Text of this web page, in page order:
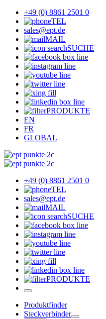
+49 (0) 8861 2501 0
TEL
sales@ept.de
MAIL
SUCHE
PRODUKTE
EN
FR
GLOBAL
+49 (0) 8861 2501 0
TEL
sales@ept.de
MAIL
SUCHE
PRODUKTE
Produktfinder
Steckverbinder